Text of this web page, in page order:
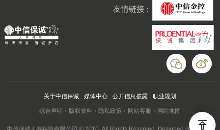
友情链接 :
关于中信保诚 媒体中心 公开信息披露 职业规划
综合声明 版权资料 隐私政策 网站客服 网站地图